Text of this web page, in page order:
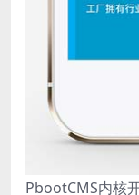
PbootCMS内核